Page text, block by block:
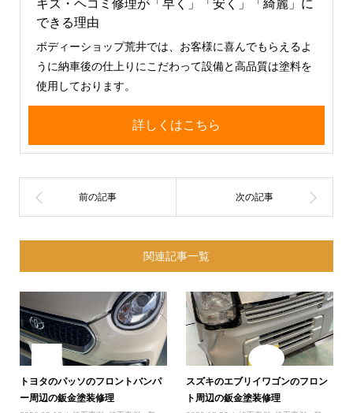
キズ・ヘコミ修理が「早く」「安く」「綺麗」に
できる理由
ボディーショップ荒井では、お客様に喜んでもらえるよ
うに納車後の仕上りにこだわって設備と高品質は塗料を
使用しております。
詳しくはこちら
関連記事一覧
トヨタのパッソのフロントバンパ
ー周辺の鈑金塗装修理
スズキのエブリイワゴンのフロン
ト周辺の鈑金塗装修理